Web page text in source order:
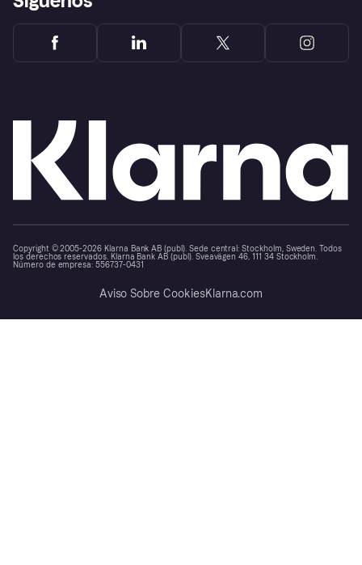
Copyright © 2005-2026 Klarna Bank AB (publ). Sede central: Stockholm, Sweden. Todos
los derechos reservados. Klarna Bank AB (publ). Sveavägen 46, 111 34 Stockholm.
Número de empresa: 556737-0431
Aviso Sobre CookiesKlarna.com